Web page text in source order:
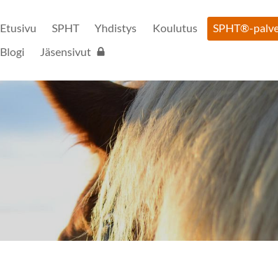
Etusivu SPHT Yhdistys Koulutus SPHT®-
Blogi
Jäsensivut